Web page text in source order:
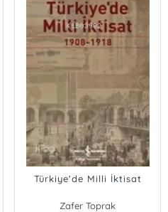
Türkiye'de Milli İktisat
Zafer Toprak